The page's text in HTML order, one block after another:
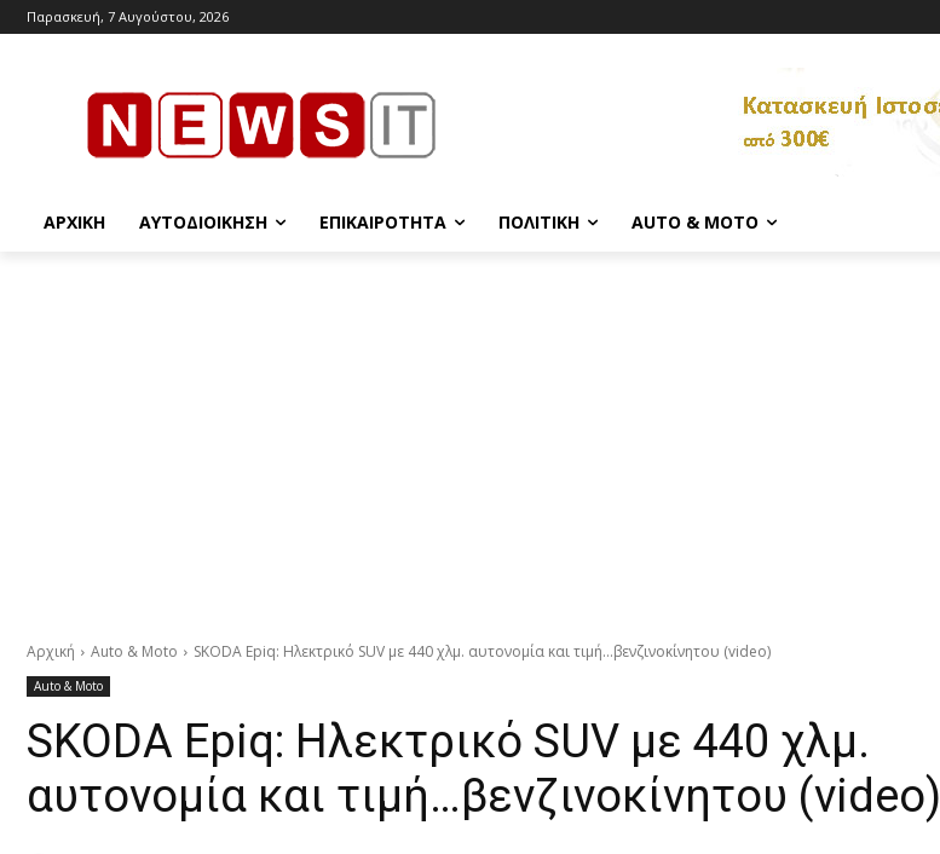
Παρασκευή, 7 Αυγούστου, 2026
ΑΡΧΙΚΉ ΑΥΤΟΔΙΟΊΚΗΣΗ ΕΠΙΚΑΙΡΌΤΗΤΑ ΠΟΛΙΤΙΚΉ AUTO & MOTO
Αρχική Auto & Moto SKODA Epiq: Ηλεκτρικό SUV με 440 χλμ. αυτονομία και τιμή…βενζινοκίνητου (video)
Auto & Moto
SKODA Epiq: Ηλεκτρικό SUV με 440 χλμ.
αυτονομία και τιμή…βενζινοκίνητου (video)